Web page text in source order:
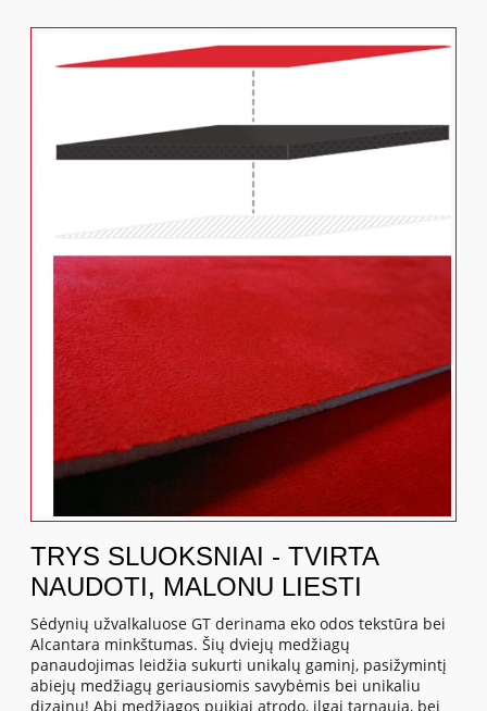
TRYS SLUOKSNIAI - TVIRTA
NAUDOTI, MALONU LIESTI
Sėdynių užvalkaluose GT derinama eko odos tekstūra bei
Alcantara minkštumas. Šių dviejų medžiagų
panaudojimas leidžia sukurti unikalų gaminį, pasižymintį
abiejų medžiagų geriausiomis savybėmis bei unikaliu
dizainu! Abi medžiagos puikiai atrodo, ilgai tarnauja, bei